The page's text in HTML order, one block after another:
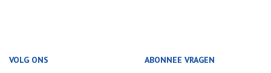
VOLG ONS ABONNEE VRAGEN